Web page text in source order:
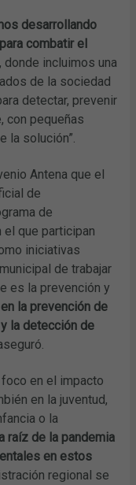
desarrollando
combatir el
, donde incluimos una
de la sociedad
detectar, prevenir
con pequeñas
la solución”.
Antena que el
de
de
el que participan
iniciativas
de trabajar
es la prevención y
la prevención de
la detección de
en el impacto
en la juventud,
o la
raíz de la pandemia
en estos
regional se